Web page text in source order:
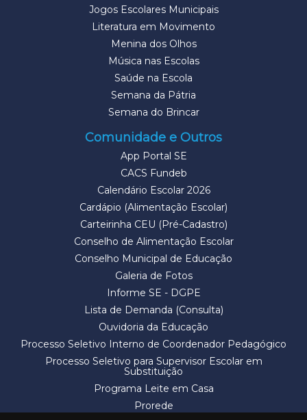
Jogos Escolares Municipais
Literatura em Movimento
Menina dos Olhos
Música nas Escolas
Saúde na Escola
Semana da Pátria
Semana do Brincar
Comunidade e Outros
App Portal SE
CACS Fundeb
Calendário Escolar 2026
Cardápio (Alimentação Escolar)
Carteirinha CEU (Pré-Cadastro)
Conselho de Alimentação Escolar
Conselho Municipal de Educação
Galeria de Fotos
Informe SE - DGPE
Lista de Demanda (Consulta)
Ouvidoria da Educação
Processo Seletivo Interno de Coordenador Pedagógico
Processo Seletivo para Supervisor Escolar em
Substituição
Programa Leite em Casa
Prorede